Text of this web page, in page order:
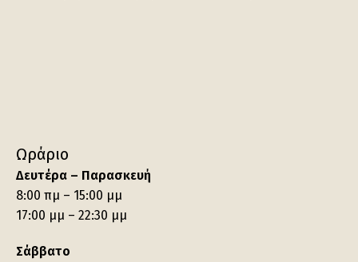
Ωράριο
Δευτέρα – Παρασκευή
8:00 πμ – 15:00 μμ
17:00 μμ – 22:30 μμ
Σάββατο